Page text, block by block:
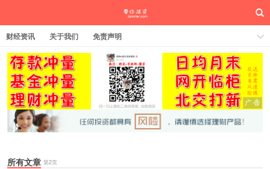
财经资讯 关于我们 免责声明
所有文章 第2页